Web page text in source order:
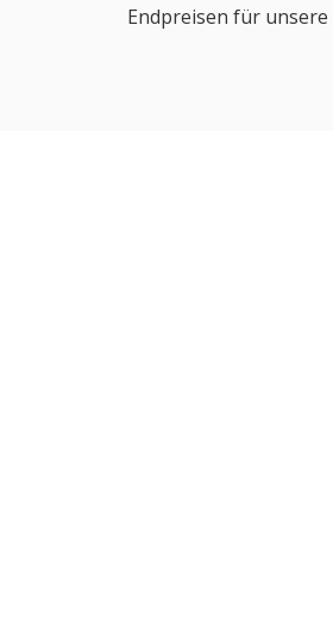
Endpreisen für unsere